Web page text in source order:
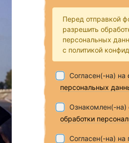
Перед отправкой
разрешить
персональных
с политикой
Согласен(-на) на
персональных
Ознакомлен(-на)
обработки
Согласен(-на) на